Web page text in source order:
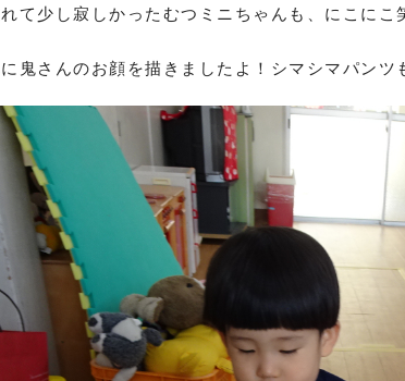
て少し寂しかったむつミニちゃんも、にこにこ
鬼さんのお顔を描きましたよ！シマシマパンツ